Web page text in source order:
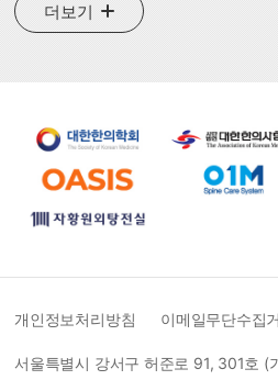
2강에서는 현대인에게 흔히 나타나는 거
소화불량, 수면장애, 자율신경 불균형 등
부교감신경 활성화를 돕는 임상 적용법을
예정입니다. ■ 강의 구성※보수교육점수
연간 3점까지 인정)시간제목강사14:00 ~
있는 실전추나 - 흉요추와 골반을 중심으
중심으로이현준원장 (이현준한의원)■ 일
더보기
개인정보처리방침 이메일무단수집
서울특별시 강서구 허준로 91, 301호 (